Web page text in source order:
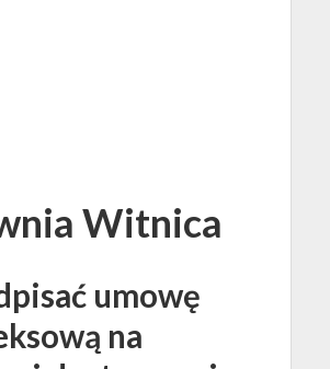
Witnica
umowę
na